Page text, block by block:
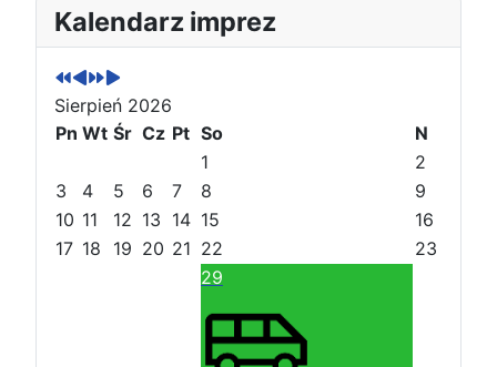
Kalendarz imprez
o
p
r
z
e
n
i
r
o
p
r
z
e
i
m
a
s
t
ę
p
y
r
o
a
s
t
ę
p
y
m
Sierpień 2026
Pn Wt Śr Cz Pt So
N
1
2
3
4 5 6 7 8
9
10 11 12 13 14 15
16
17 18 19 20 21 22
23
29